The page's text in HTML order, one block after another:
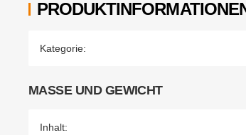
Produkteigenschaft
Wert
Kategorie:
MASSE UND GEWICHT
Inhalt: